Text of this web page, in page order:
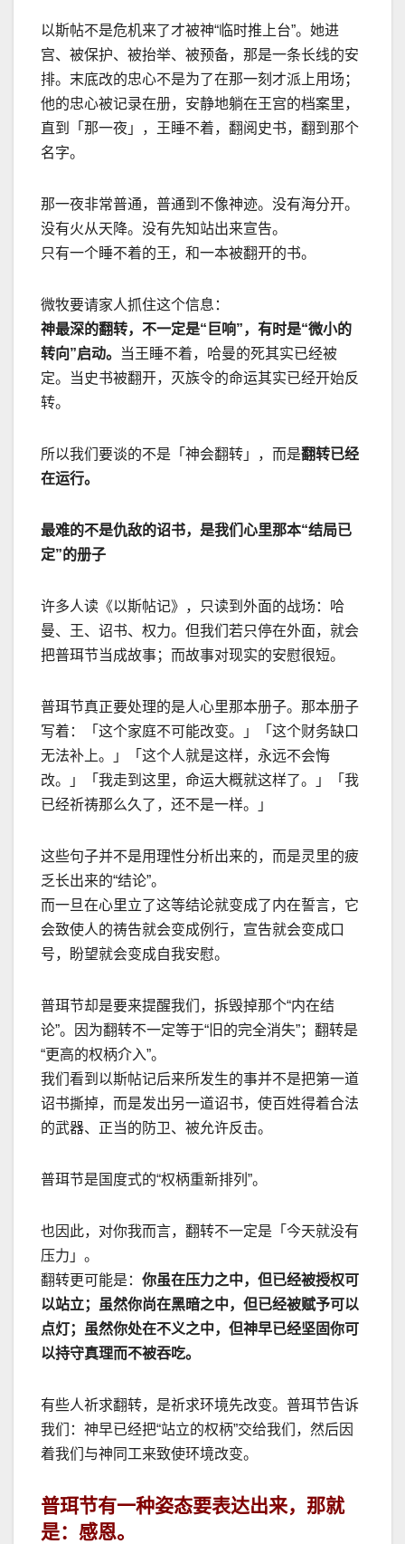
以斯帖不是危机来了才被神“ 临时推上台”。她进
宫、被保护、被抬举、被预备，那是一条长线的安
排。末底改的忠心不是为了在那一刻才派上用场；
他的忠心被记录在册，安静地躺在王宫的档案里，
直到「那一夜」，王睡不着，翻阅史书，翻到那个
名字。
那一夜非常普通，普通到不像神迹。没有海分开。
没有火从天降。没有先知站出来宣告。
只有一个睡不着的王，和一本被翻开的书。
微牧要请家人抓住这个信息：
神最深的翻转，不一定是“ 巨响”，有时是“微小的
转向”启动。
当王睡不着，哈曼的死其实已经被
定。当史书被翻开，灭族令的命运其实已经开始反
转。
所以我们要谈的不是「神会翻转」，而是翻转已经
在运行。
最难的不是仇敌的诏书，是我们心里那本“结局已
定”的册子
许多人读《以斯帖记》，只读到外面的战场：哈
曼、王、诏书、权力。但我们若只停在外面，就会
把普珥节当成故事；而故事对现实的安慰很短。
普珥节真正要处理的是人心里那本册子。 那本册子
写着：
「这个家庭不可能改变。」
「这个财务缺口
无法补上。」
「这个人就是这样，永远不会悔
改。」
「我走到这里，命运大概就这样了。」
「我
已经祈祷那么久了，还不是一样。」
这些句子并不是用理性分析出来的，而是灵里的疲
乏长出来的“结论”。
而一旦在心里立了这等结论就变成了内在誓言，它
会致使人的祷告就会变成例行，宣告就会变成口
号，盼望就会变成自我安慰。
普珥节却是要来提醒我们，拆毁掉那个“内在结
论”。因为翻转不一定等于“ 旧的完全消失”；翻转是
“更高的权柄介入”。
我们看到以斯帖记后来所发生的事并不是把第一道
诏书撕掉，而是发出另一道诏书，使百姓得着合法
的武器、正当的防卫、被允许反击。
普珥节是国度式的“权柄重新排列 ”。
也因此，对你我而言，翻转不一定是「今天就没有
压力」。
翻转更可能是： 你虽在压力之中，但已经被授权可
以站立；虽然你尚在黑暗之中，但已经被赋予可以
点灯；虽然你处在不义之中，但神早已经坚固你可
以持守真理而不被吞吃。
有些人祈求翻转，是祈求环境先改变。普珥节告诉
我们：神早已经把“站立的权柄”交给我们，然后因
着我们与神同工来致使环境改变。
普珥节有一种姿态要表达出来，那就
是：感恩。